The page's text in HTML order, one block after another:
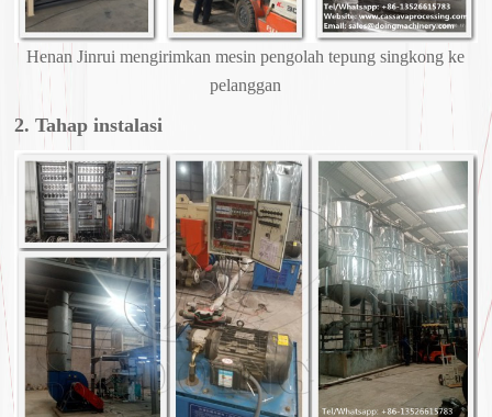
Henan Jinrui mengirimkan mesin pengolah tepung singkong ke
pelanggan
2. Tahap instalasi